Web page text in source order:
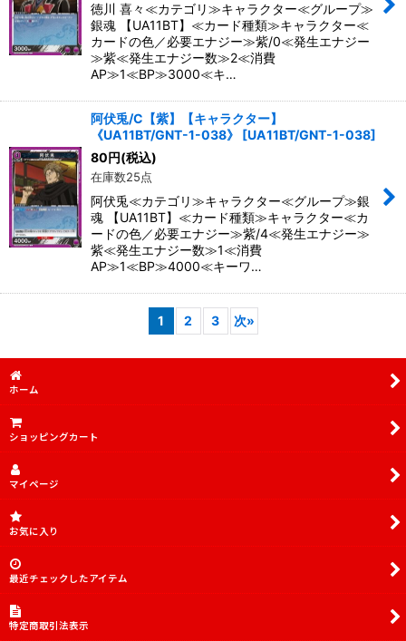
徳川 喜々≪カテゴリ≫キャラクター≪グループ≫
銀魂 【UA11BT】≪カード種類≫キャラクター≪
カードの色／必要エナジー≫紫/0≪発生エナジー
≫紫≪発生エナジー数≫2≪消費
AP≫1≪BP≫3000≪キ…
阿伏兎/C【紫】【キャラクター】
《UA11BT/GNT-1-038》
[UA11BT/GNT-1-038]
80円(税込)
在庫数25点
阿伏兎≪カテゴリ≫キャラクター≪グループ≫銀
魂 【UA11BT】≪カード種類≫キャラクター≪カ
ードの色／必要エナジー≫紫/4≪発生エナジー≫
紫≪発生エナジー数≫1≪消費
AP≫1≪BP≫4000≪キーワ…
1 2 3 次»
ホーム
ショッピングカート
マイページ
お気に入り
最近チェックしたアイテム
特定商取引法表示